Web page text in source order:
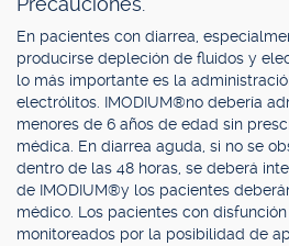
En pacientes con diarrea,
producirse depleción de fluidos y
lo más importante es la
electrólitos. IMODIUM®no debería
menores de 6 años de edad sin
médica. En diarrea aguda, si no se
dentro de las 48 horas, se deberá
de IMODIUM®y los pacientes
médico. Los pacientes con
monitoreados por la posibilidad de